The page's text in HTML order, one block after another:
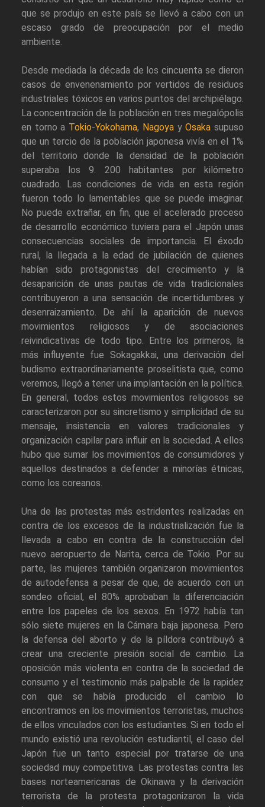
que se produjo en este país se llevó a cabo con un
escaso grado de preocupación por el medio
ambiente.
Desde mediada la década de los cincuenta se dieron
casos de envenenamiento por vertidos de residuos
industriales tóxicos en varios puntos del archipiélago.
La concentración de la población en tres megalópolis
en torno a Tokio-Yokohama, NagoyayOsaka supuso
que un tercio de la población japonesa vivía en el 1%
del territorio donde la densidad de la población
superaba los 9. 200 habitantes por kilómetro
cuadrado. Las condiciones de vida en esta región
fueron todo lo lamentables que se puede imaginar.
No puede extrañar, en fin, que el acelerado proceso
de desarrollo económico tuviera para el Japón unas
consecuencias sociales de importancia. El éxodo
rural, la llegada a la edad de jubilación de quienes
habían sido protagonistas del crecimiento y la
desaparición de unas pautas de vida tradicionales
contribuyeron a una sensación de incertidumbres y
desenraizamiento. De ahí la aparición de nuevos
movimientos religiosos y de asociaciones
reivindicativas de todo tipo. Entre los primeros, la
más influyente fue Sokagakkai, una derivación del
budismo extraordinariamente proselitista que, como
veremos, llegó a tener una implantación en la política.
En general, todos estos movimientos religiosos se
caracterizaron por su sincretismo y simplicidad de su
mensaje, insistencia en valores tradicionales y
organización capilar para influir en la sociedad. A ellos
hubo que sumar los movimientos de consumidores y
aquellos destinados a defender a minorías étnicas,
como los coreanos.
Una de las protestas más estridentes realizadas en
contra de los excesos de la industrialización fue la
llevada a cabo en contra de la construcción del
nuevo aeropuerto de Narita, cerca de Tokio. Por su
parte, las mujeres también organizaron movimientos
de autodefensa a pesar de que, de acuerdo con un
sondeo oficial, el 80% aprobaban la diferenciación
entre los papeles de los sexos. En 1972 había tan
sólo siete mujeres en la Cámara baja japonesa. Pero
la defensa del aborto y de la píldora contribuyó a
crear una creciente presión social de cambio. La
oposición más violenta en contra de la sociedad de
consumo y el testimonio más palpable de la rapidez
con que se había producido el cambio lo
encontramos en los movimientos terroristas, muchos
de ellos vinculados con los estudiantes. Si en todo el
mundo existió una revolución estudiantil, el caso del
Japón fue un tanto especial por tratarse de una
sociedad muy competitiva. Las protestas contra las
bases norteamericanas de Okinawa y la derivación
terrorista de la protesta protagonizaron la vida